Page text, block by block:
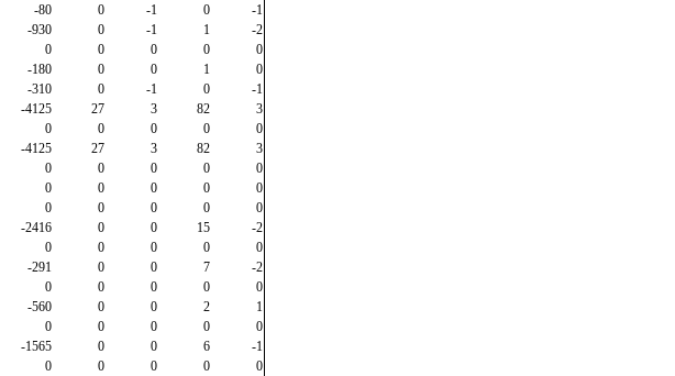
-80 0 -1 0
-1
-930 0 -1 1
-2
0 0 0 0
0
-180 0 0 1
0
-310 0 -1 0
-1
-4125 27 3 82
3
0 0 0 0
0
-4125 27 3 82
3
0 0 0 0
0
0 0 0 0
0
0 0 0 0
0
-2416 0 0 15
-2
0 0 0 0
0
-291 0 0 7
-2
0 0 0 0
0
-560 0 0 2
1
0 0 0 0
0
-1565 0 0 6
-1
0 0 0 0
0